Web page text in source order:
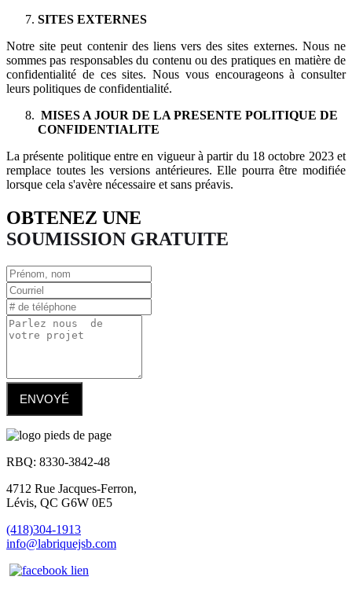
SITES EXTERNES
Notre site peut contenir des liens vers des sites externes. Nous ne
sommes pas responsables du contenu ou des pratiques en matière de
confidentialité de ces sites. Nous vous encourageons à consulter
leurs politiques de confidentialité.
MISES A JOUR DE LA PRESENTE POLITIQUE DE
CONFIDENTIALITE
La présente politique entre en vigueur à partir du 18 octobre 2023 et
remplace toutes les versions antérieures. Elle pourra être modifiée
lorsque cela s'avère nécessaire et sans préavis.
OBTENEZ UNE
SOUMISSION GRATUITE
ENVOYÉ
RBQ: 8330-3842-48
4712 Rue Jacques-Ferron,
Lévis, QC G6W 0E5
(418)304-1913
info@labriquejsb.com